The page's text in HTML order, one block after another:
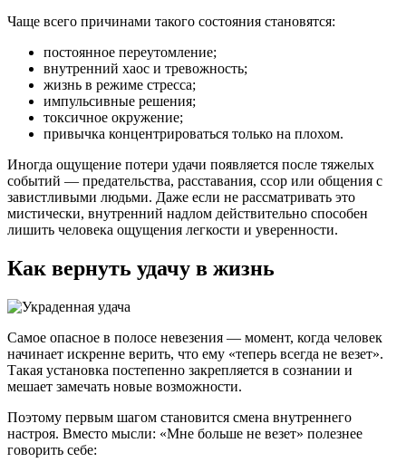
Чаще всего причинами такого состояния становятся:
постоянное переутомление;
внутренний хаос и тревожность;
жизнь в режиме стресса;
импульсивные решения;
токсичное окружение;
привычка концентрироваться только на плохом.
Иногда ощущение потери удачи появляется после тяжелых
событий — предательства, расставания, ссор или общения с
завистливыми людьми. Даже если не рассматривать это
мистически, внутренний надлом действительно способен
лишить человека ощущения легкости и уверенности.
Как вернуть удачу в жизнь
Самое опасное в полосе невезения — момент, когда человек
начинает искренне верить, что ему «теперь всегда не везет».
Такая установка постепенно закрепляется в сознании и
мешает замечать новые возможности.
Поэтому первым шагом становится смена внутреннего
настроя. Вместо мысли: «Мне больше не везет» полезнее
говорить себе: